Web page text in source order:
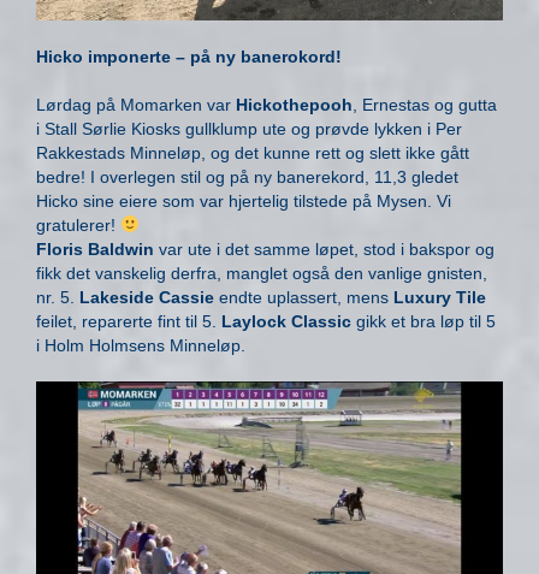
Hicko imponerte – på ny banerokord!
Lørdag på Momarken var Hickothepooh , Ernestas og gutta
i Stall Sørlie Kiosks gullklump ute og prøvde lykken i Per
Rakkestads Minneløp, og det kunne rett og slett ikke gått
bedre! I overlegen stil og på ny banerekord, 11,3 gledet
Hicko sine eiere som var hjertelig tilstede på Mysen. Vi
gratulerer!
Floris Baldwin var ute i det samme løpet, stod i bakspor og
fikk det vanskelig derfra, manglet også den vanlige gnisten,
nr. 5. Lakeside Cassie endte uplassert, mens Luxury Tile
feilet, reparerte fint til 5. Laylock Classic gikk et bra løp til 5
i Holm Holmsens Minneløp.